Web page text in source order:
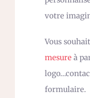
votre
Vous
mesure à
formulaire.